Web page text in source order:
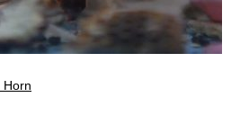
Horn